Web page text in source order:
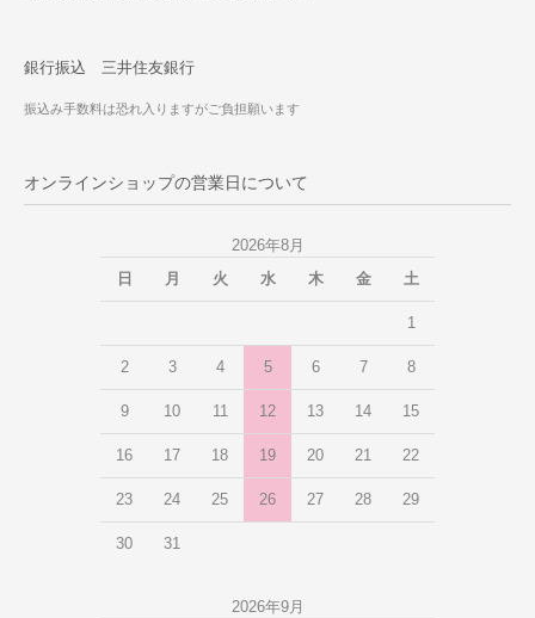
銀行振込 三井住友銀行
振込み手数料は恐れ入りますがご負担願います
オンラインショップの営業日について
2026年8月
日
月 火 水 木 金 土
1
2 3 4 5 6 7 8
9 10 11 12 13 14 15
16 17 18 19 20 21 22
23 24 25 26 27 28 29
30 31
2026年9月